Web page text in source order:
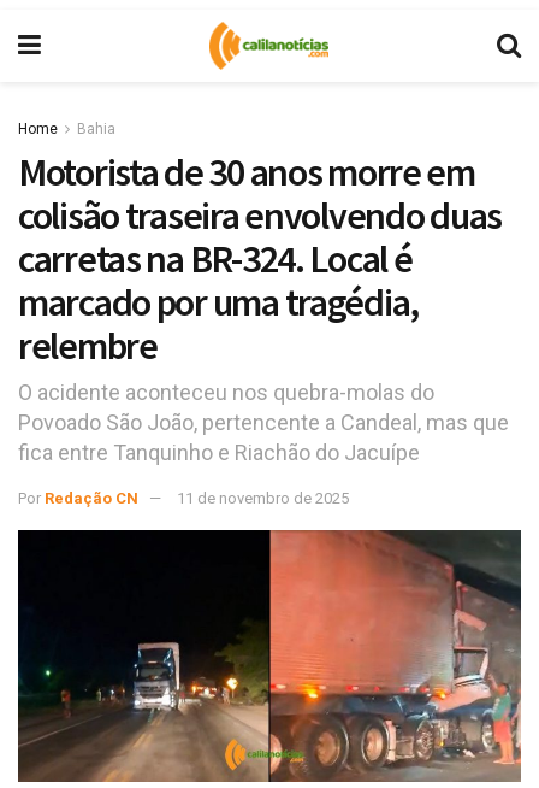
Home Bahia
Motorista de 30 anos morre em
colisão traseira envolvendo duas
carretas na BR-324. Local é
marcado por uma tragédia,
relembre
O acidente aconteceu nos quebra-molas do
Povoado São João, pertencente a Candeal, mas que
fica entre Tanquinho e Riachão do Jacuípe
Por Redação CN 11 de novembro de 2025